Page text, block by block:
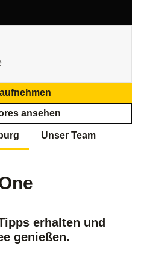
Unser Team
erhalten und
genießen.
ansehen